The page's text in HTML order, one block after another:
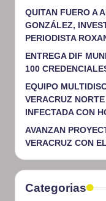
QUITAN FUERO A
GONZÁLEZ,
PERIODISTA
ENTREGA DIF
100
EQUIPO
VERACRUZ
INFECTADA CON
AVANZAN
VERACRUZ CON
Categorias